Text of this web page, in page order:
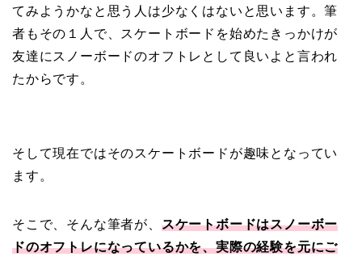
てみようかなと思う人は少なくはないと思います。筆
者もその１人で、スケートボードを始めたきっかけが
友達にスノーボードのオフトレとして良いよと言われ
たからです。
そして現在ではそのスケートボードが趣味となってい
ます。
そこで、そんな筆者が、 スケートボードはスノーボー
ドのオフトレになっているかを、実際の経験を元にご